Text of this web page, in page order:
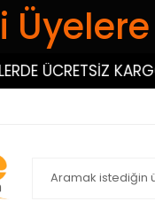
ÜCRETSİZ KARGO!